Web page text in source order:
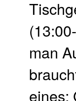
man
eines: